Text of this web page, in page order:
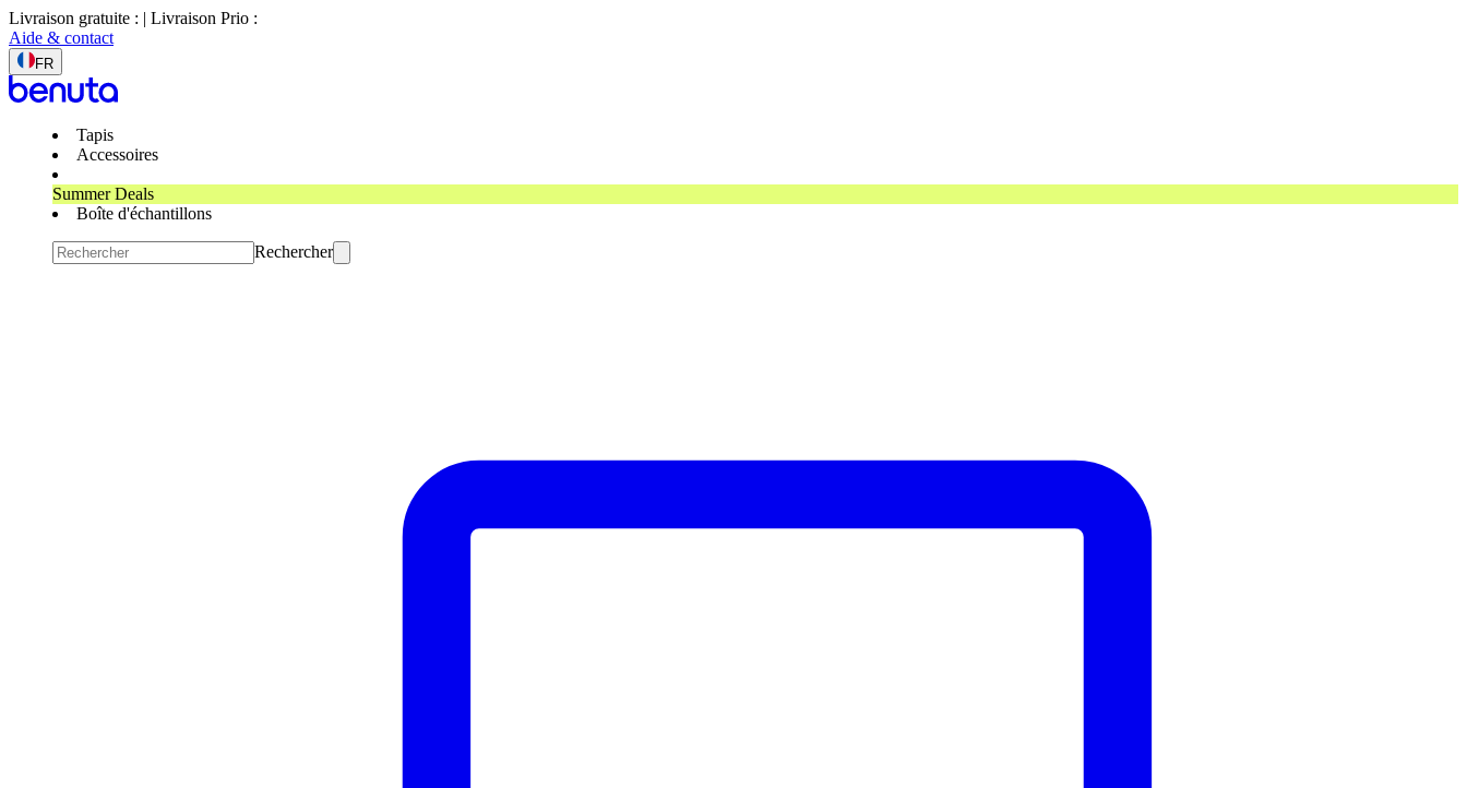
Livraison gratuite : | Livraison Prio :
Aide & contact
FR
Tapis
Accessoires
Summer Deals
Boîte d'échantillons
Rechercher